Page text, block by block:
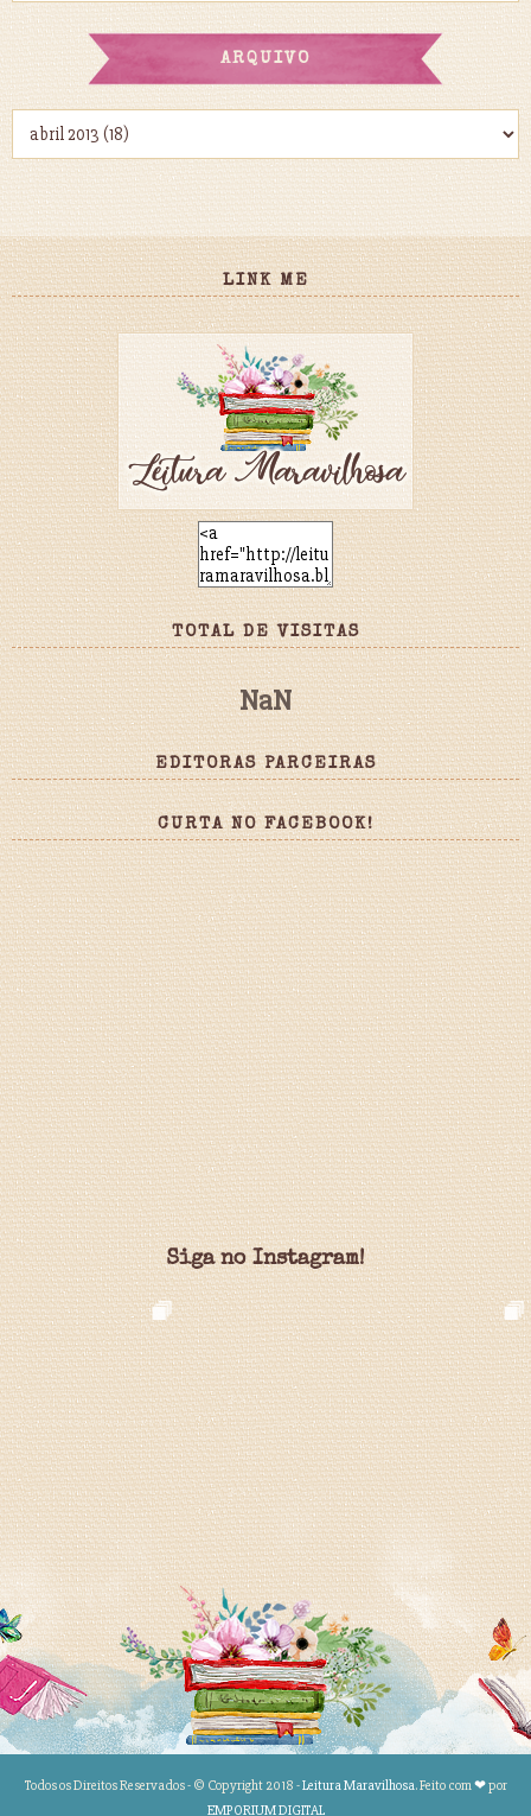
ARQUIVO
LINK ME
TOTAL DE VISITAS
NaN
EDITORAS PARCEIRAS
CURTA NO FACEBOOK!
Siga no Instagram!
Todos os Direitos Reservados - © Copyright 2018 -Leitura Maravilhosa. Feito com❤por
EMPORIUM DIGITAL